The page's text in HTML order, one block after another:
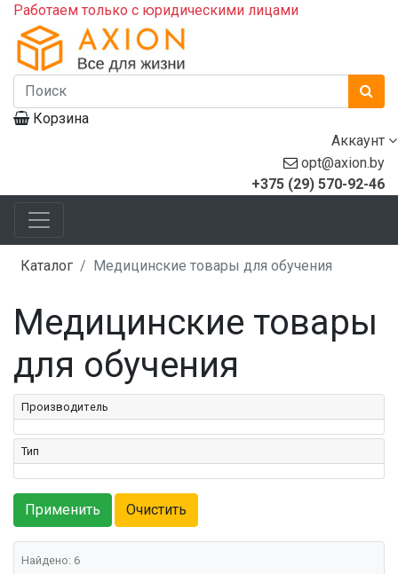
Работаем только с юридическими лицами
Корзина
Аккаунт
opt@axion.by
+375 (29) 570-92-46
Каталог Медицинские товары для обучения
Медицинские товары
для обучения
Производитель
Тип
Найдено: 6